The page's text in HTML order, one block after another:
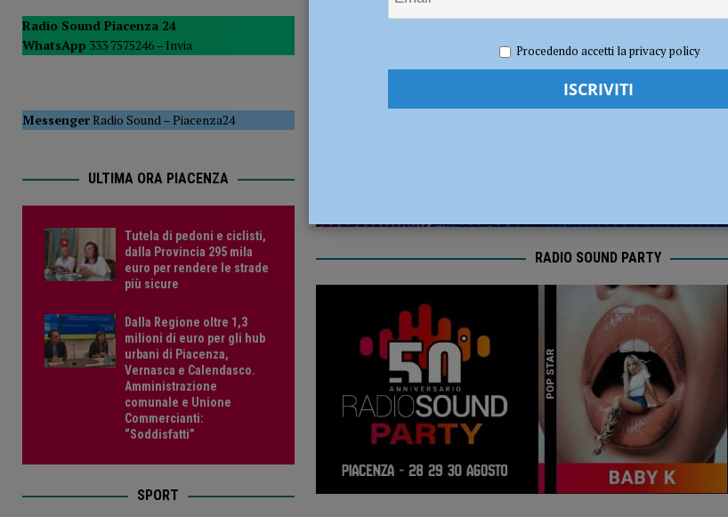
del Consiglio POLITICA
[ 5 Agosto 2026 ] Tutela di pedoni e ciclisti, dalla Provincia 295 mila euro per rendere le strade più sicure ATTUALITÀ
Redazione FG Attualità
RADIO SOUND PARTY
Radio Sound Piacenza 24
WhatsApp 333 7575246 – Invia
MessengerRadio Sound–Piacenza24
ULTIMA ORA PIACENZA
Tutela di pedoni e ciclisti,
dalla Provincia 295 mila
euro per rendere le strade
più sicure
Dalla Regione oltre 1,3
milioni di euro per gli hub
urbani di Piacenza,
Vernasca e Calendasco.
Amministrazione
comunale e Unione
Commercianti:
“Soddisfatti”
SPORT
Procedendo accetti la privacy policy